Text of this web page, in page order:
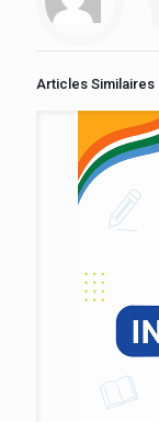
Articles Similaires